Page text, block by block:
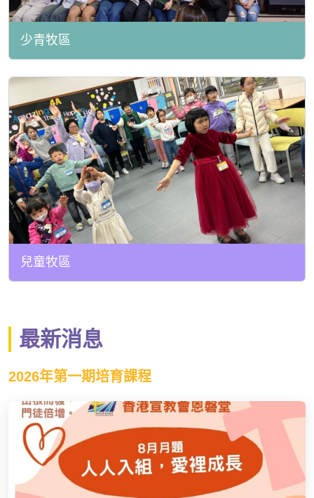
少青牧區
兒童牧區
最新消息
2026年第一期培育課程